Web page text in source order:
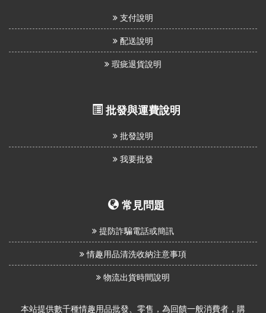
支付說明
配送說明
瑕疵退貨說明
批發與運費說明
批發說明
我要批發
常見問題
提防詐騙電話或簡訊
情趣用品清洗收納注意事項
物流出貨時間說明
本站提供數千種情趣用品批發、零售，為回饋一般消費者，購